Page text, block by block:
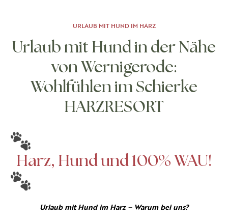
URLAUB MIT HUND IM HARZ
Urlaub mit Hund in der Nähe
von Wernigerode:
Wohlfühlen im Schierke
HARZRESORT
Harz, Hund und 100% WAU!
Urlaub mit Hund im Harz – Warum bei uns?